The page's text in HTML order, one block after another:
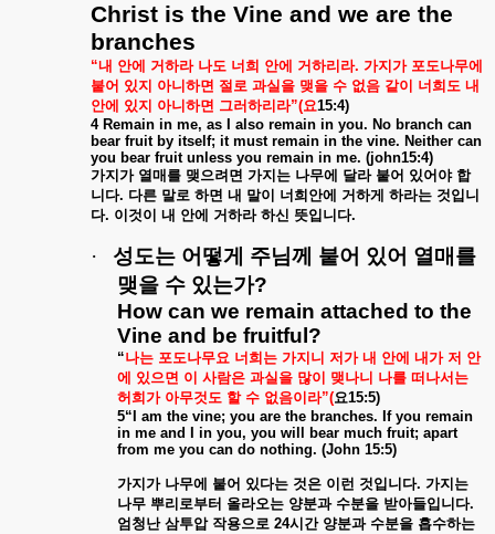
Christ is the Vine and we are the
branches
“내 안에 거하라 나도 너희 안에 거하리라. 가지가 포도나무에
붙어 있지 아니하면 절로 과실을 맺을 수 없음 같이 너희도 내
안에 있지 아니하면 그러하리라”(요15:4)
4 Remain in me, as I also remain in you. No branch can
bear fruit by itself; it must remain in the vine. Neither can
you bear fruit unless you remain in me. (john15:4)
가지가 열매를 맺으려면 가지는 나무에 달라 붙어 있어야 합
니다. 다른 말로 하면 내 말이 너희안에 거하게 하라는 것입니
다. 이것이 내 안에 거하라 하신 뜻입니다.
· 성도는 어떻게 주님께 붙어 있어 열매를
맺을 수 있는가?
How can we remain attached to the
Vine and be fruitful?
“나는 포도나무요 너희는 가지니 저가 내 안에 내가 저 안
에 있으면 이 사람은 과실을 많이 맺나니 나를 떠나서는
허희가 아무것도 할 수 없음이라”(요15:5)
5“I am the vine; you are the branches. If you remain
in me and I in you, you will bear much fruit; apart
from me you can do nothing. (John 15:5)
가지가 나무에 붙어 있다는 것은 이런 것입니다. 가지는
나무 뿌리로부터 올라오는 양분과 수분을 받아들입니다.
엄청난 삼투압 작용으로 24시간 양분과 수분을 흡수하는